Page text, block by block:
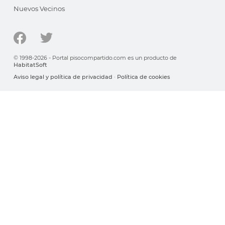
Nuevos Vecinos
© 1998-2026 - Portal pisocompartido.com es un producto de
HabitatSoft
Aviso legal y política de privacidad · Política de cookies